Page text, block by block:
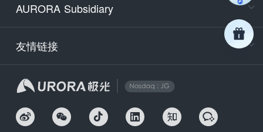
AURORA Subsidiary
友情链接
Email